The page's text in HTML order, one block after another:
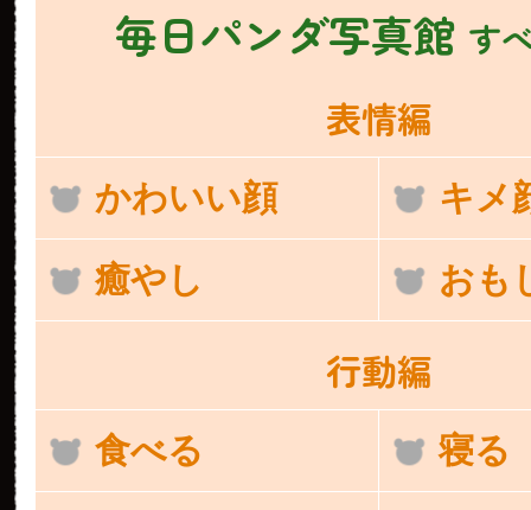
毎日パンダ写真館 す
表情編
かわいい顔 キメ
癒やし おも
行動編
食べる 寝る